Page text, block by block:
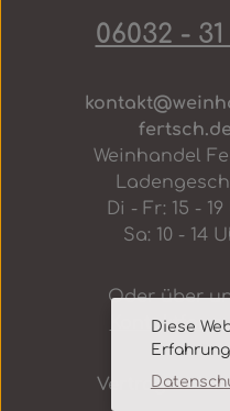
06032 - 31
fertsch.de
Weinhandel
Di - Fr: 15 -
Sa: 10 - 14
Oder über
Vertrag
Diese